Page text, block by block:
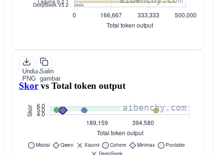
Unduh
PNG
Salin
gambar
Skor vsTotal token output